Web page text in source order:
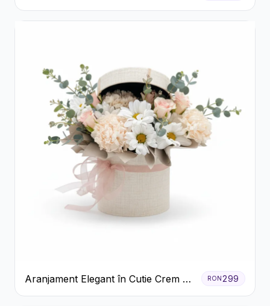
Șampanie și Lumânare
Aranjament Elegant în Cutie Crem cu
Crizanteme și Trandafiri
RON 299